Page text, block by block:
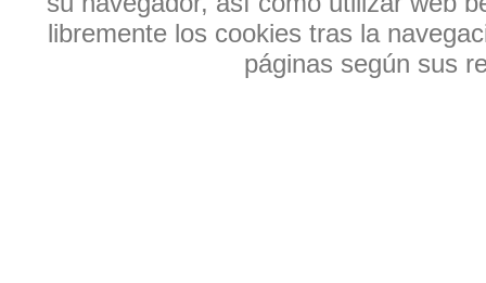
libremente los cookies tras la
páginas según sus